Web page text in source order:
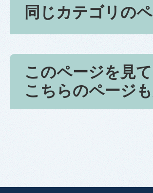
同じカテゴリの
このページを見
こちらのページ